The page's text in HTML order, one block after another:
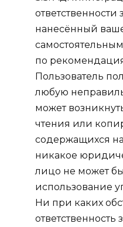
нанесённый
по
Пользователь
любую
может
чтения или
содержащихся
никакое
лицо не может
использование
Ни при каких
ответственность